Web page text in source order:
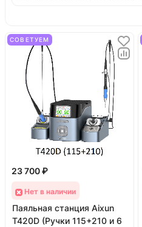
СОВЕТУЕМ
23 700 ₽
Нет в наличии
Паяльная станция Aixun
T420D (Ручки 115+210 и 6